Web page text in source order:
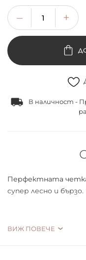
В наличност -
Перфектната четка
супер лесно и бързо.
essence предлага
ВИЖ ПОВЕЧЕ